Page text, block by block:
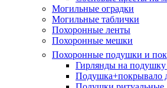
Могильные оградки
Могильные таблички
Похоронные ленты
Похоронные мешки
Похоронные подушки и
Гирлянды на подушку
Подушка+покрывало